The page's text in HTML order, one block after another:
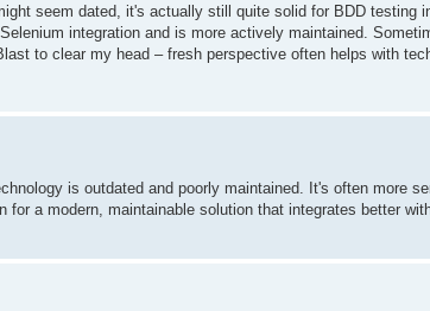
seem dated, it's actually still quite solid for BDD testing
integration and is more actively maintained.
to clear my head – fresh perspective often helps with
is outdated and poorly maintained. It's often more
a modern, maintainable solution that integrates better